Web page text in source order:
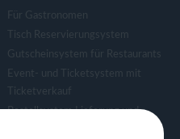
Für Gastronomen
Tisch Reservierungsystem
Gutscheinsystem für Restaurants
Event- und Ticketsystem mit
Ticketverkauf
Bestellsystem Lieferung und